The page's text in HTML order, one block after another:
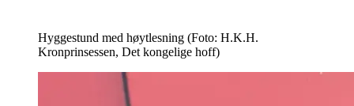
Hyggestund med høytlesning (Foto: H.K.H.
Kronprinsessen, Det kongelige hoff)